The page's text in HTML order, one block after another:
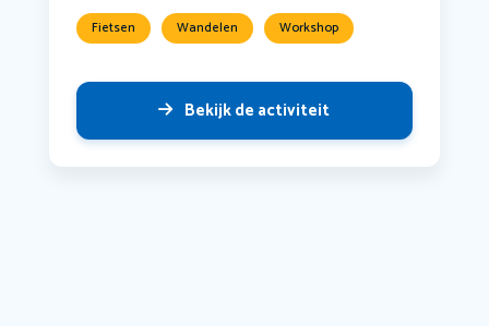
Fietsen Wandelen Workshop
Bekijk de activiteit